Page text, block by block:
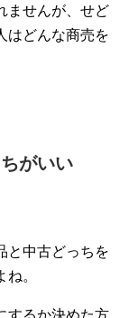
ませんが、せど
はどんな商売を
がいい
と中古どっちを
。